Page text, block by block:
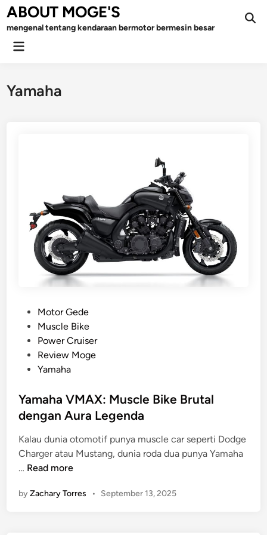
Skip
to
content
ABOUT MOGE'S
mengenal tentang kendaraan bermotor bermesin besar
Main
Yamaha
i
n
Motor Gede
Muscle Bike
Power Cruiser
Review Moge
Yamaha
Yamaha VMAX: Muscle Bike Brutal
dengan Aura Legenda
Kalau dunia otomotif punya muscle car seperti Dodge
Charger atau Mustang, dunia roda dua punya Yamaha
… Y
m
Read more
byZachary Torres • September 13, 2025